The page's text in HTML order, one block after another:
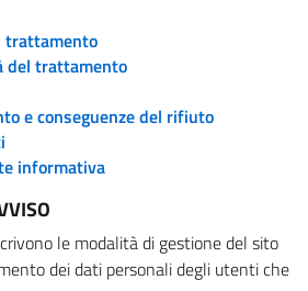
trattamento
del trattamento
e conseguenze del rifiuto
informativa
le modalità di gestione del sito
dei dati personali degli utenti che